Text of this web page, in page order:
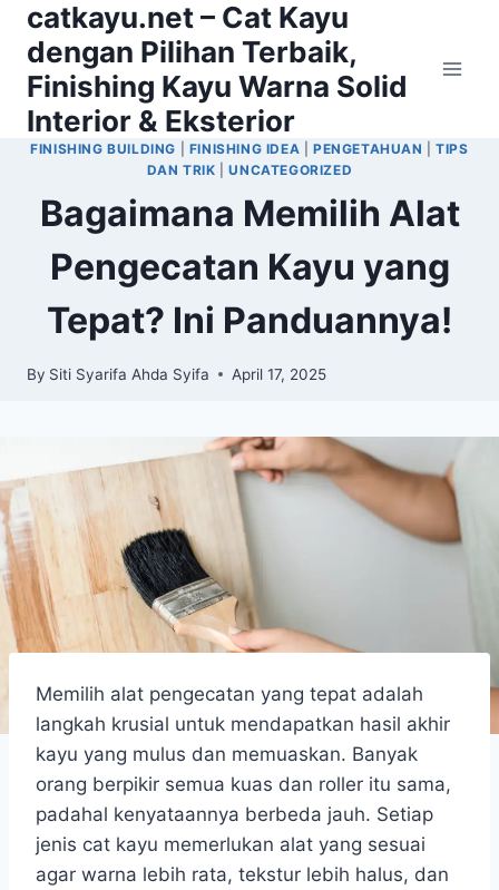
Skip
content
catkayu.net – Cat Kayu
dengan Pilihan Terbaik,
Finishing Kayu Warna Solid
Interior & Eksterior
FINISHING BUILDING FINISHING IDEA PENGETAHUAN |TIPS
DAN TRIK |UNCATEGORIZED
Bagaimana Memilih Alat
Pengecatan Kayu yang
Tepat? Ini Panduannya!
By Siti Syarifa Ahda Syifa April 17, 2025
Memilih alat pengecatan yang tepat adalah
langkah krusial untuk mendapatkan hasil akhir
kayu yang mulus dan memuaskan. Banyak
orang berpikir semua kuas dan roller itu sama,
padahal kenyataannya berbeda jauh. Setiap
jenis cat kayu memerlukan alat yang sesuai
agar warna lebih rata, tekstur lebih halus, dan